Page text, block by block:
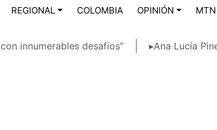
REGIONAL COLOMBIA OPINIÓN MTN
innumerables desafíos”
▸Ana Lucía